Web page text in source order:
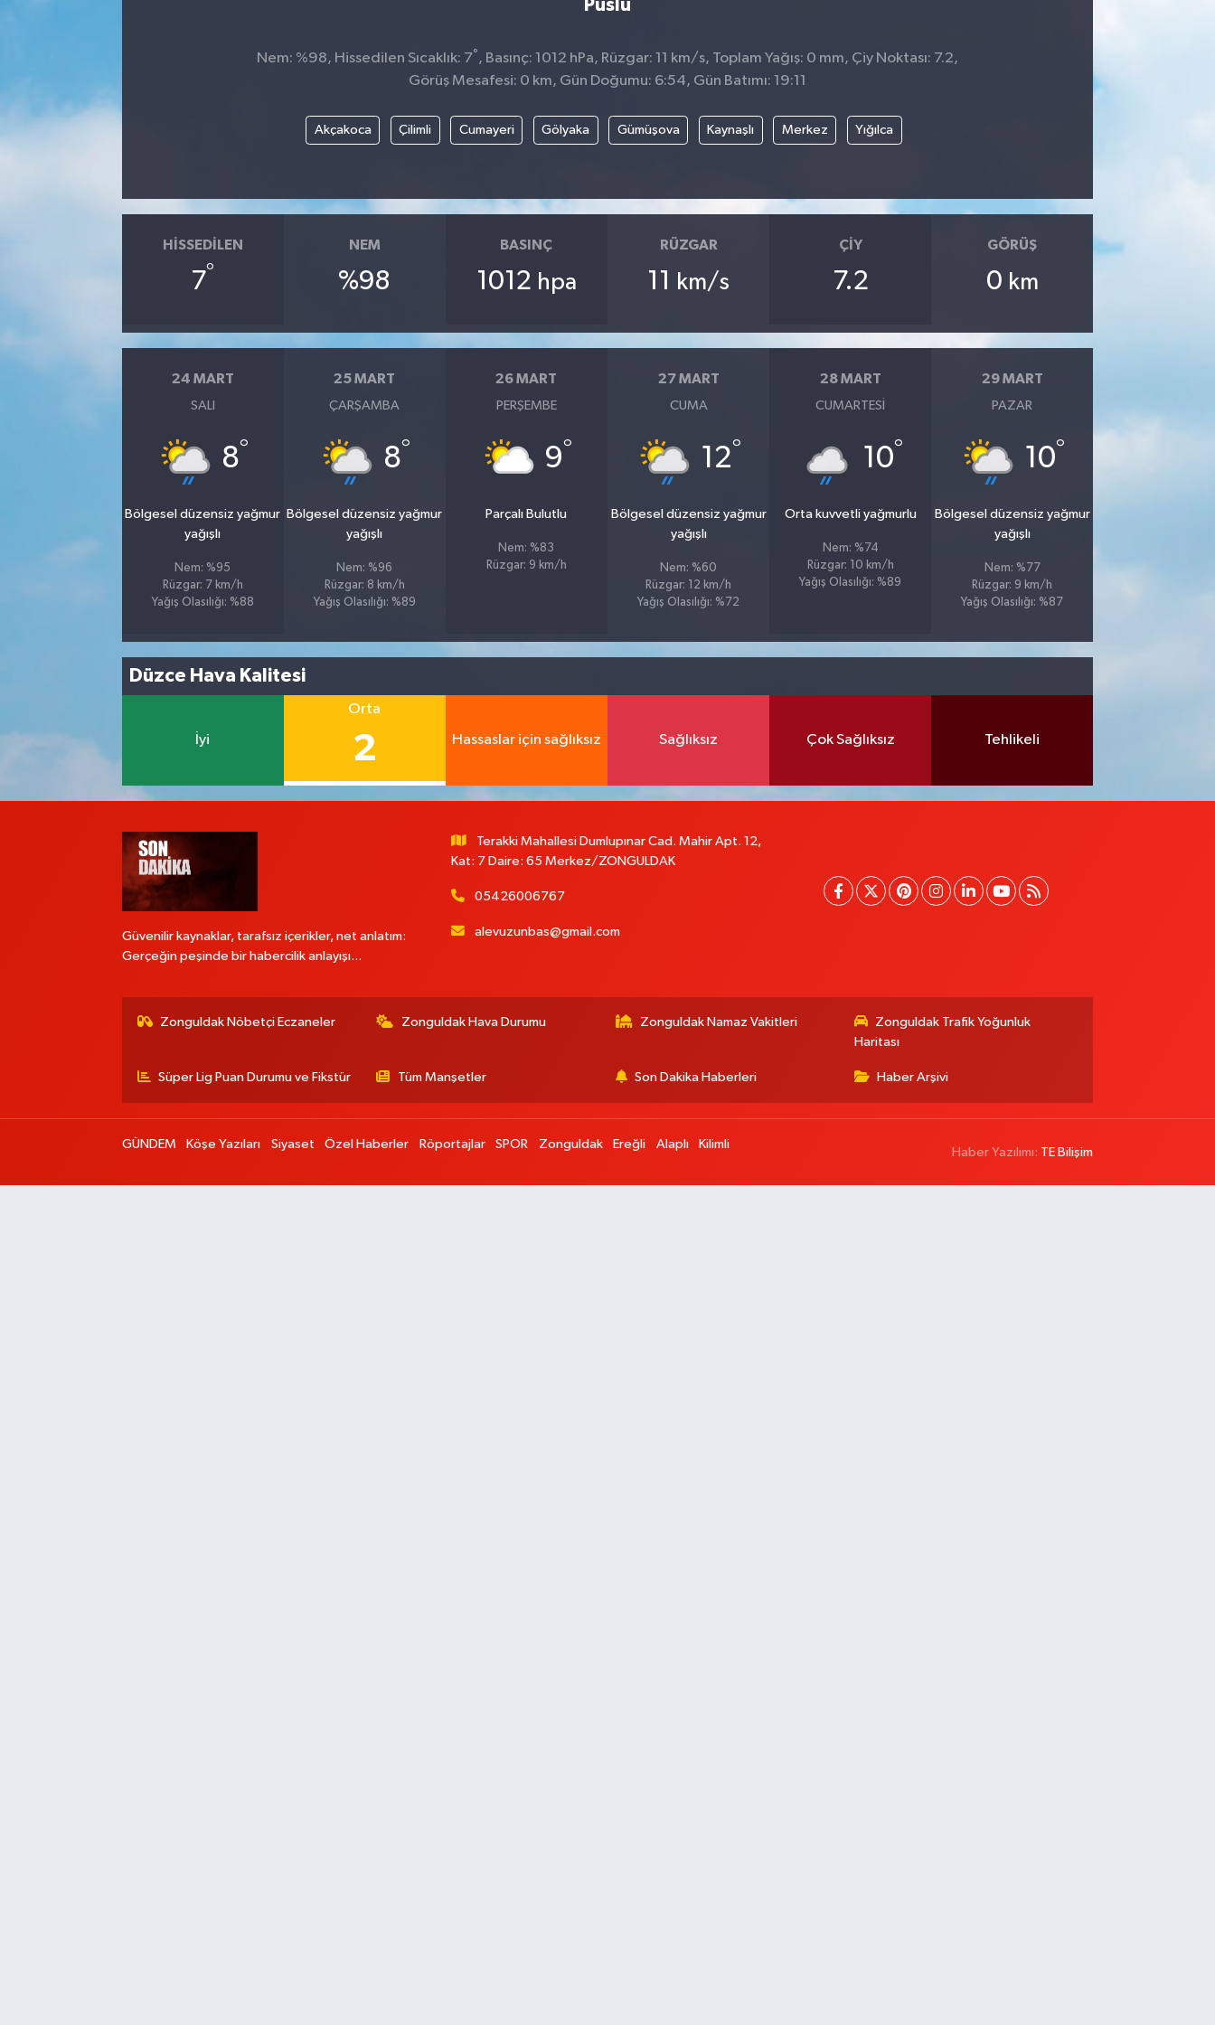
Puslu
Nem: %98, Hissedilen Sıcaklık: 7° , Basınç: 1012 hPa, Rüzgar: 11 km/s, Toplam Yağış: 0 mm, Çiy Noktası: 7.2,
Görüş Mesafesi: 0 km, Gün Doğumu: 6:54, Gün Batımı: 19:11
Akçakoca Çilimli Cumayeri Gölyaka Gümüşova Kaynaşlı Merkez Yığılca
HISSEDILEN
7°
NEM
%98
BASINÇ
1012 hpa
RÜZGAR
11 km/s
ÇIY
7.2
GÖRÜŞ
0 km
24 MART
SALI
8°
Bölgesel düzensiz yağmur
yağışlı
Nem: %95
Rüzgar: 7 km/h
Yağış Olasılığı: %88
25 MART
ÇARŞAMBA
8°
Bölgesel düzensiz yağmur
yağışlı
Nem: %96
Rüzgar: 8 km/h
Yağış Olasılığı: %89
26 MART
PERŞEMBE
9°
Parçalı Bulutlu
Nem: %83
Rüzgar: 9 km/h
27 MART
CUMA
12°
Bölgesel düzensiz yağmur
yağışlı
Nem: %60
Rüzgar: 12 km/h
Yağış Olasılığı: %72
28 MART
CUMARTESI
10°
Orta kuvvetli yağmurlu
Nem: %74
Rüzgar: 10 km/h
Yağış Olasılığı: %89
29 MART
PAZAR
10°
Bölgesel düzensiz yağmur
yağışlı
Nem: %77
Rüzgar: 9 km/h
Yağış Olasılığı: %87
Düzce Hava Kalitesi
İyi
Orta
2 Hassaslar için sağlıksız Sağlıksız Çok Sağlıksız Tehlikeli
Güvenilir kaynaklar, tarafsız içerikler, net anlatım:
Gerçeğin peşinde bir habercilik anlayışı...
Terakki Mahallesi Dumlupınar Cad. Mahir Apt. 12,
Kat: 7 Daire: 65 Merkez/ZONGULDAK
05426006767
alevuzunbas@gmail.com
Zonguldak Nöbetçi Eczaneler Zonguldak Hava Durumu Zonguldak Namaz Vakitleri
Zonguldak Trafik Yoğunluk
Haritası
Süper Lig Puan Durumu ve Fikstür Tüm Manşetler Son Dakika Haberleri Haber Arşivi
GÜNDEM Köşe Yazıları Siyaset Özel Haberler Röportajlar SPOR Zonguldak Ereğli Alaplı Kilimli
Haber Yazılımı: TE Bilişim
YAŞAM